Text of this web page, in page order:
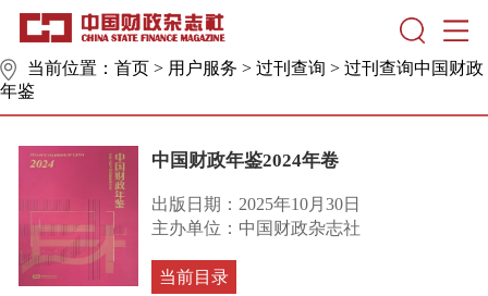
当前位置： 首页 > 用户服务 > 过刊查询 > 过刊查询中国财政
年鉴
中国财政年鉴2024年卷
出版日期：2025年10月30日
主办单位：中国财政杂志社
当前目录